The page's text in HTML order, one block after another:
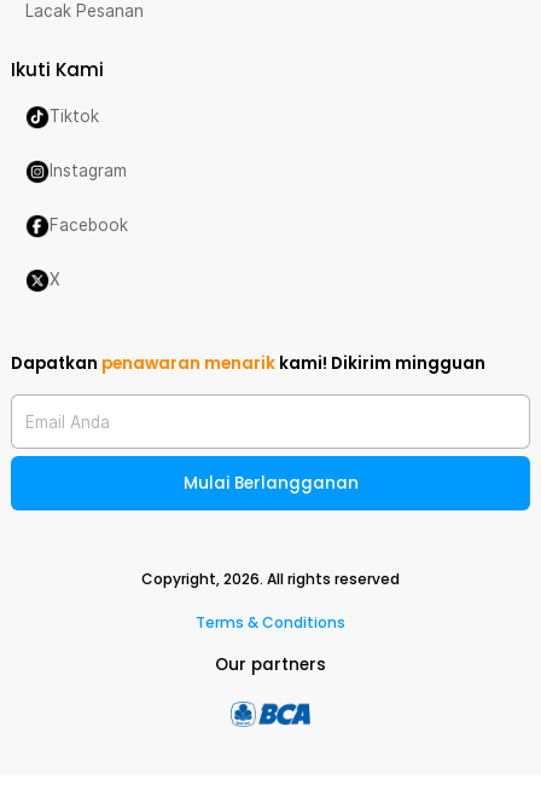
Lacak Pesanan
Ikuti Kami
Tiktok
Instagram
Facebook
X
Dapatkan penawaran menarik kami! Dikirim mingguan
Email Anda
Mulai Berlangganan
Copyright,2026. All rights reserved
Terms & Conditions
Our partners